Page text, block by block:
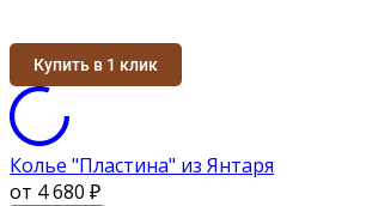
Купить в 1 клик
Колье "Пластина" из Янтаря
от 4 680 ₽